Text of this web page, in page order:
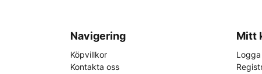
Navigering
Köpvillkor
Kontakta oss
Mitt